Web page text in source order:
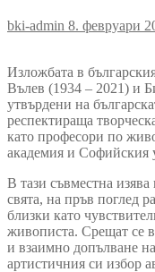
bki-admin 8. февруари
Изложбата в
Вълев (1934 – 2021) и
утвърдени на
респектираща
като професори по
академия и Софийския
В тази съвместна
свята, на пръв поглед
близки като
живописта. Срещат се
и взаимно допълване
артистичния си избор